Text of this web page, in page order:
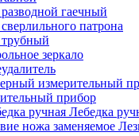
гаечный
патрона
зеркало
прибор
Лебедка